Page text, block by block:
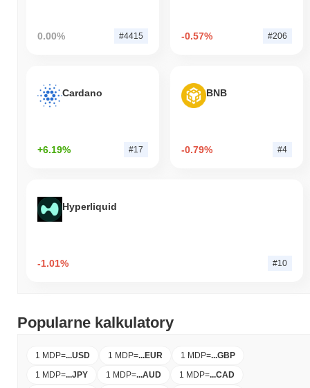
0.00% #4415 -0.57% #206
Cardano
+6.19% #17
BNB
-0.79% #4
Hyperliquid
-1.01% #10
Popularne kalkulatory
1 MDP=...USD 1 MDP=...EUR 1 MDP=...GBP
1 MDP=...JPY 1 MDP=...AUD 1 MDP=...CAD